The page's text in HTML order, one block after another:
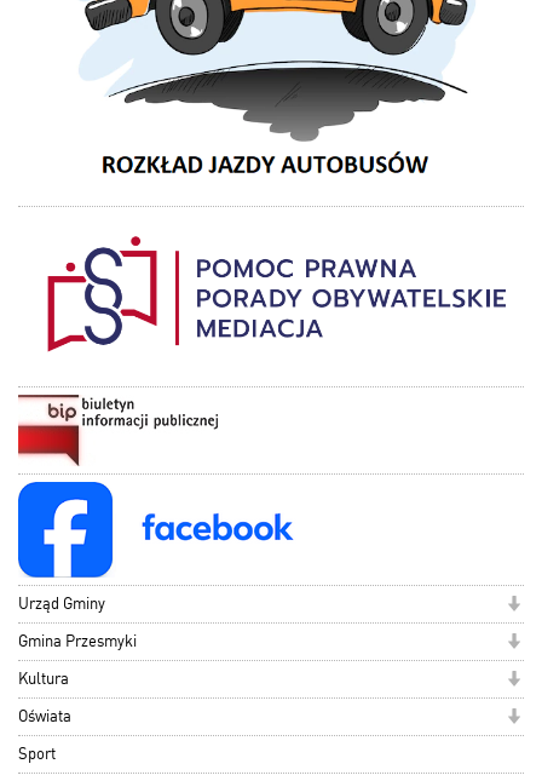
Urząd Gminy
Gmina Przesmyki
Kultura
Oświata
Sport